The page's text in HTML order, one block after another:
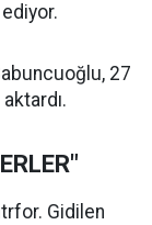
27
Gidilen